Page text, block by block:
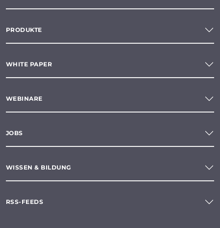
PRODUKTE
WHITE PAPER
WEBINARE
JOBS
WISSEN & BILDUNG
RSS-FEEDS